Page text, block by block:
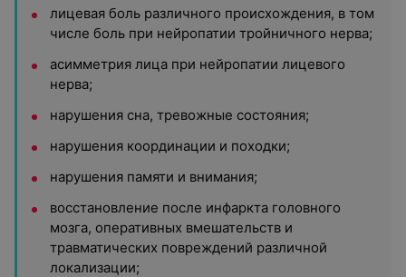
лицевая боль различного происхождения, в том
числе боль при нейропатии тройничного нерва;
асимметрия лица при нейропатии лицевого
нерва;
нарушения сна, тревожные состояния;
нарушения координации и походки;
нарушения памяти и внимания;
восстановление после инфаркта головного
мозга, оперативных вмешательств и
травматических повреждений различной
локализации;